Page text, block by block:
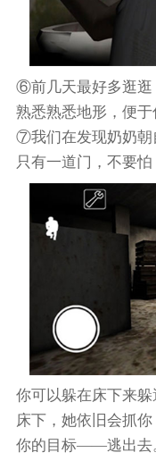
⑥前几天最好多逛逛
熟悉熟悉地形，便
⑦我们在发现奶奶朝
只有一道门，不要
你可以躲在床下来
床下，她依旧会抓
你的目标——逃出去